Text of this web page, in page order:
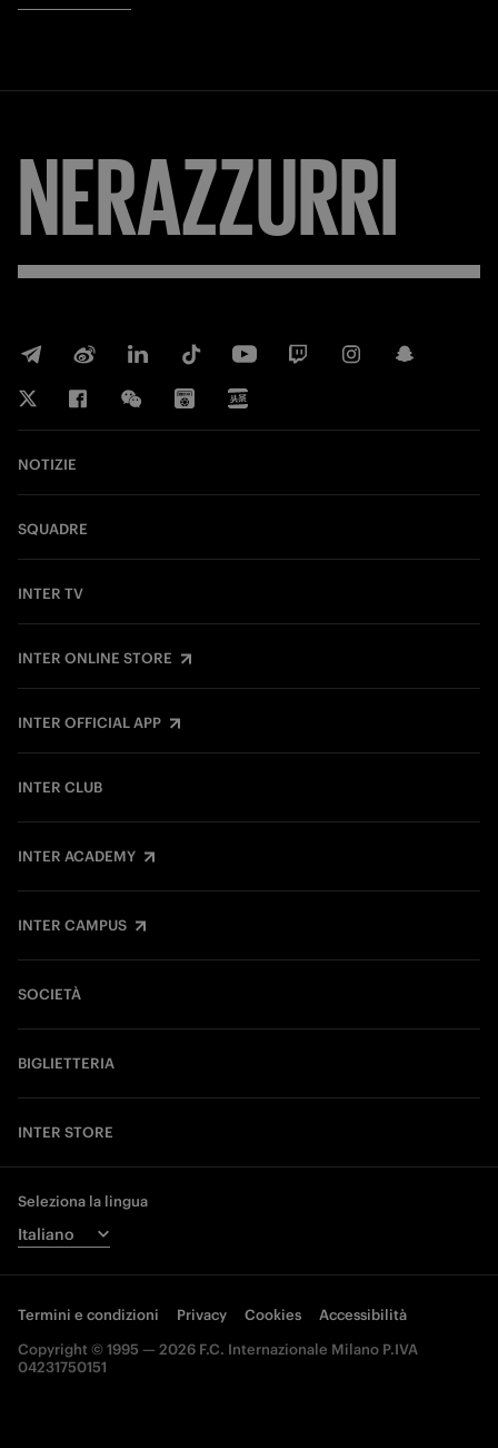
NERAZZURRI
NOTIZIE
SQUADRE
INTER TV
INTER ONLINE STORE
INTER OFFICIAL APP
INTER CLUB
INTER ACADEMY
INTER CAMPUS
SOCIETÀ
BIGLIETTERIA
INTER STORE
Seleziona la lingua
Termini e condizioni Privacy Cookies
Accessibilità
Copyright © 1995 — 2026 F.C. Internazionale Milano P.IVA
04231750151